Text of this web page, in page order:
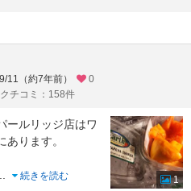
11（約7年前）
0
チコミ：158件
ールリッジ店はワ
ります。
続きを読む
1